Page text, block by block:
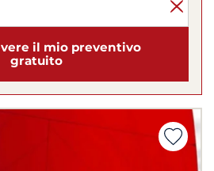
il mio preventivo
gratuito